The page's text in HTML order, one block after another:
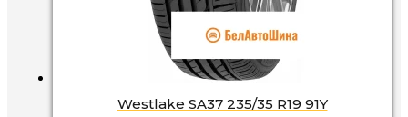
Westlake SA37 235/35 R19 91Y